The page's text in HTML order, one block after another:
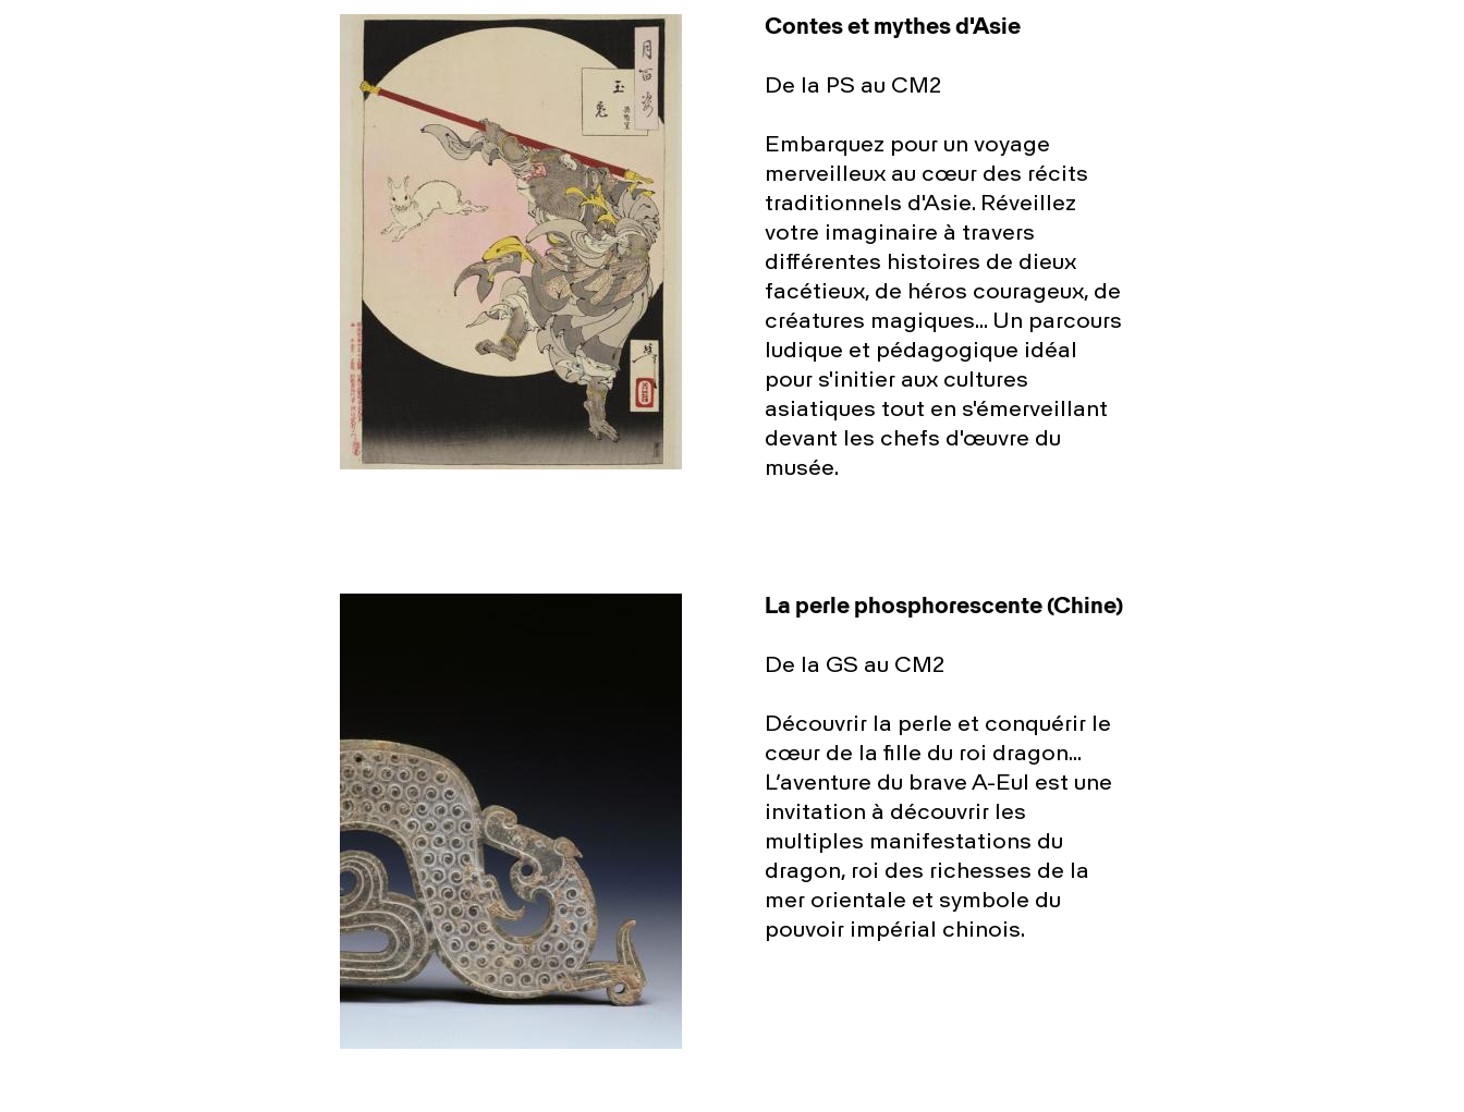
Contes et mythes d'Asie
De la PS au CM2
Embarquez pour un voyage
merveilleux au cœur des récits
traditionnels d'Asie. Réveillez
votre imaginaire à travers
différentes histoires de dieux
facétieux, de héros courageux, de
créatures magiques... Un parcours
ludique et pédagogique idéal
pour s'initier aux cultures
asiatiques tout en s'émerveillant
devant les chefs d'œuvre du
musée.
La perle phosphorescente (Chine)
De la GS au CM2
Découvrir la perle et conquérir le
cœur de la fille du roi dragon…
L’aventure du brave A-Eul est une
invitation à découvrir les
multiples manifestations du
dragon, roi des richesses de la
mer orientale et symbole du
pouvoir impérial chinois.